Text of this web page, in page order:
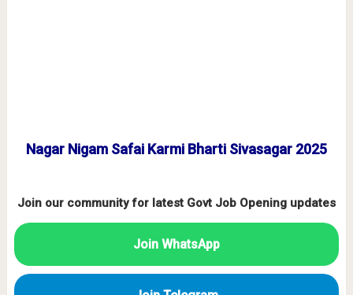
Nagar Nigam Safai Karmi Bharti Sivasagar 2025
Join our community for latest Govt Job Opening updates
Join WhatsApp